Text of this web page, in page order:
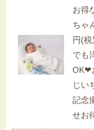
お得
ちゃ
円(
でも
OK❤
じい
記念
せお